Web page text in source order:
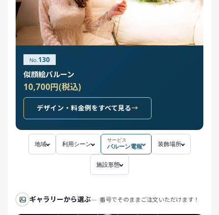
130
似顔絵バルーン
10,700円(税込)
デザイン・料金例をすべて見る
地域 利用シーン
サービス
バルーン電報 装飾場所
施設形態
ギャラリーから選ぶ 番号でそのままご注文いただけます！